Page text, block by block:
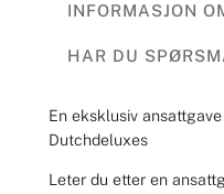
INFORMASJON
HAR DU
En eksklusiv
Dutchdeluxes
Leter du etter en